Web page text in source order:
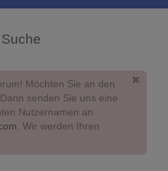
Suche
Möchten Sie an den
senden Sie uns eine
Nutzernamen an
. Wir werden Ihren